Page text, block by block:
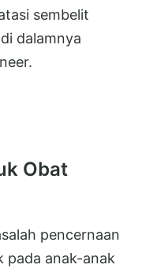
sembelit
dalamnya
Obat
pencernaan
pada anak-anak